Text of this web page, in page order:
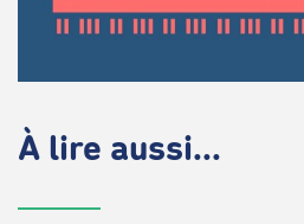
À lire aussi...